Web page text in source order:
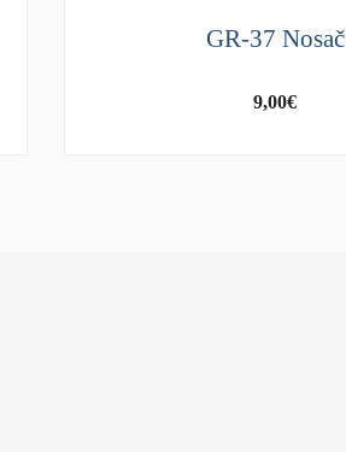
GR-37 Nosač
9,00€